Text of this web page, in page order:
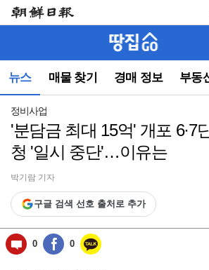
뉴스 매물 찾기 경매 정보 부동
뉴
(컨
동)
정비사업
'분담금 최대 15억' 개포 6·7
청 '일시 중단'…이유는
박기람 기자
구글 검색 선호 출처로 추가
0 0